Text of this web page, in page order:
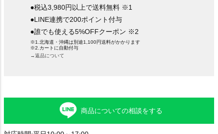
●税込3,980円以上で送料無料 ※1
●LINE連携で200ポイント付与
●誰でも使える5%OFFクーポン ※2
※1.北海道・沖縄は別途1,100円送料がかかります
※2.カートに自動付与
→返品について
商品についての相談をする